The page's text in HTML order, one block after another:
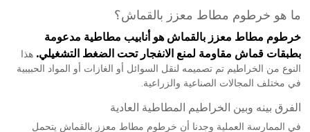
ما هو خرطوم مطاط معزز بالقماش؟
خرطوم مطاط معزز بالقماش هو أنابيب مطاطية مدعومة
بطبقات قماش مقاومة لمنع الانفجار تحت الضغط التشغيلي. هذا
النوع من الخراطيم تم تصميمه لنقل السوائل أو الغازات أو المواد الحبيبية
في مختلف المجالات الصناعية والزراعية.
الفرق بينه وبين الخراطيم المطاطية العادية
في الممارسة العملية وجدنا أن خرطوم مطاط معزز بالقماش يتحمل